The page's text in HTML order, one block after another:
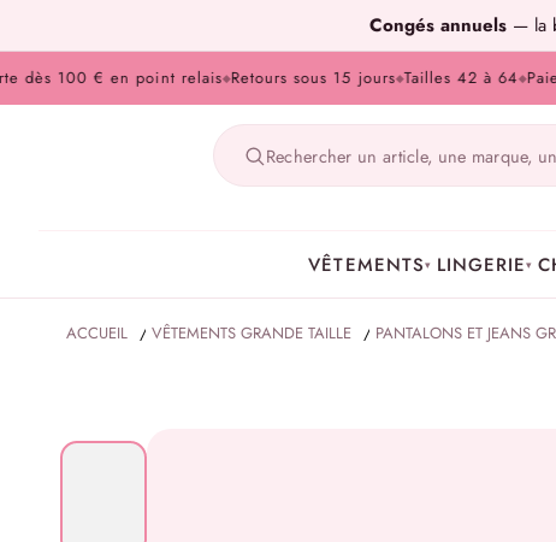
Congés annuels — la
100 € en point relais ◆Retours sous 15 jours ◆Tailles 42 à 64◆
VÊTEMENTS▾ LINGERIE▾
ACCUEIL / VÊTEMENTS GRANDE TAILLE / PANTALONS ET JEANS